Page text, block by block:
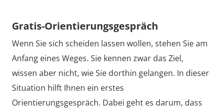
Gratis-Orientierungsgespräch
Wenn Sie sich scheiden lassen wollen, stehen Sie am
Anfang eines Weges. Sie kennen zwar das Ziel,
wissen aber nicht, wie Sie dorthin gelangen. In dieser
Situation hilft Ihnen ein erstes
Orientierungsgespräch. Dabei geht es darum, dass